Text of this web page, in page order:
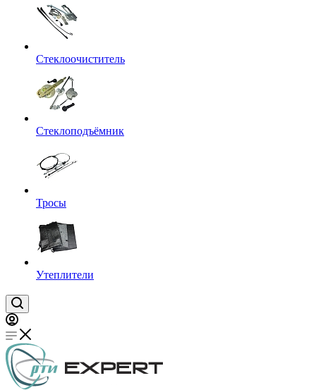
Стеклоочиститель
Стеклоподъёмник
Тросы
Утеплители